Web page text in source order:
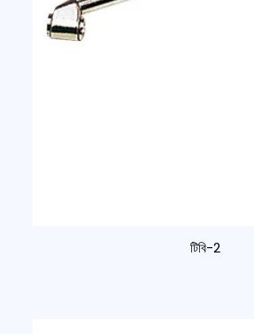
টিবি-2